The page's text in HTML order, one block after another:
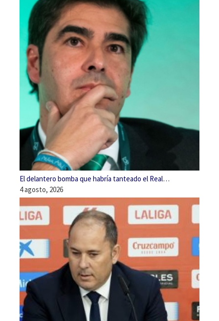
El delantero bomba que habría tanteado el Real…
4 agosto, 2026